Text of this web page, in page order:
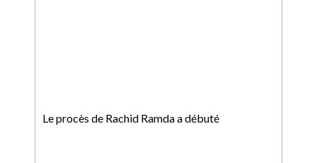
Le procès de Rachid Ramda a débuté